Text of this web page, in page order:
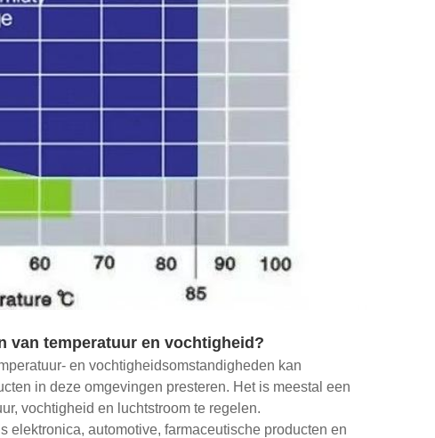
van temperatuur en vochtigheid?
en vochtigheidsomstandigheden kan
in deze omgevingen presteren. Het is meestal een
vochtigheid en luchtstroom te regelen.
automotive, farmaceutische producten en